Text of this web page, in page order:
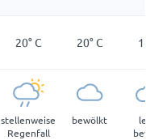
20°C 20°C
stellenweise
Regenfall
bewölkt